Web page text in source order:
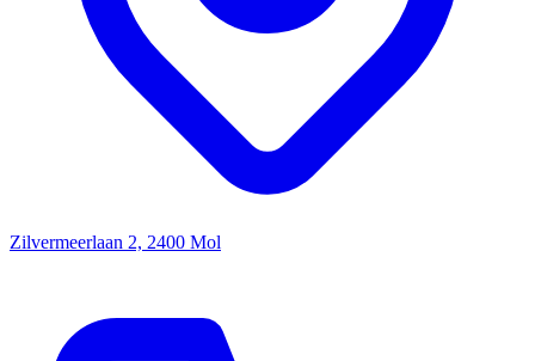
Zilvermeerlaan 2, 2400 Mol